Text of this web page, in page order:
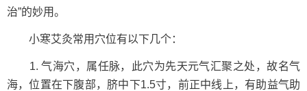
治”的妙用。
小寒艾灸常用穴位有以下几个：
1. 气海穴，属任脉，此穴为先天元气汇聚之处，故名气
海，位置在下腹部，脐中下1.5寸，前正中线上，有助益气助